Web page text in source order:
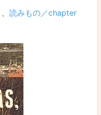
、 読みもの／chapter